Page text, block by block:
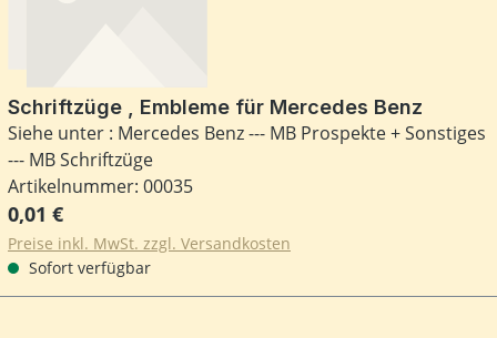
Schriftzüge , Embleme für Mercedes Benz
Siehe unter : Mercedes Benz --- MB Prospekte + Sonstiges
--- MB Schriftzüge
Artikelnummer: 00035
Regulärer Preis:
0,01 €
Preise inkl. MwSt. zzgl. Versandkosten
Sofort verfügbar